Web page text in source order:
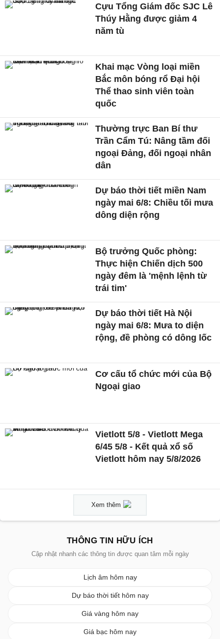
Cựu Tổng Giám đốc SJC Lê
Thúy Hằng được giảm 4
năm tù
Khai mạc Vòng loại miền
Bắc môn bóng rổ Đại hội
Thể thao sinh viên toàn
quốc
Thường trực Ban Bí thư
Trần Cẩm Tú: Nâng tầm đối
ngoại Đảng, đối ngoại nhân
dân
Dự báo thời tiết miền Nam
ngày mai 6/8: Chiều tối mưa
dông diện rộng
Bộ trưởng Quốc phòng:
Thực hiện Chiến dịch 500
ngày đêm là 'mệnh lệnh từ
trái tim'
Dự báo thời tiết Hà Nội
ngày mai 6/8: Mưa to diện
rộng, đề phòng có dông lốc
Cơ cấu tổ chức mới của Bộ
Ngoại giao
Vietlott 5/8 - Vietlott Mega
6/45 5/8 - Kết quả xổ số
Vietlott hôm nay 5/8/2026
Xem thêm
THÔNG TIN HỮU ÍCH
Cập nhật nhanh các thông tin được quan tâm mỗi ngày
Lịch âm hôm nay
Dự báo thời tiết hôm nay
Giá vàng hôm nay
Giá bạc hôm nay